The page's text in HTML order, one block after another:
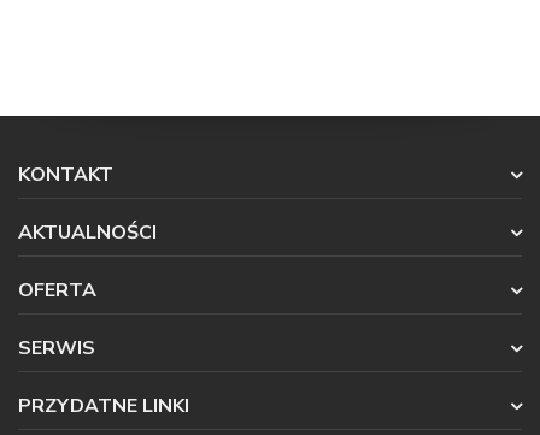
KONTAKT
AKTUALNOŚCI
OFERTA
SERWIS
PRZYDATNE LINKI